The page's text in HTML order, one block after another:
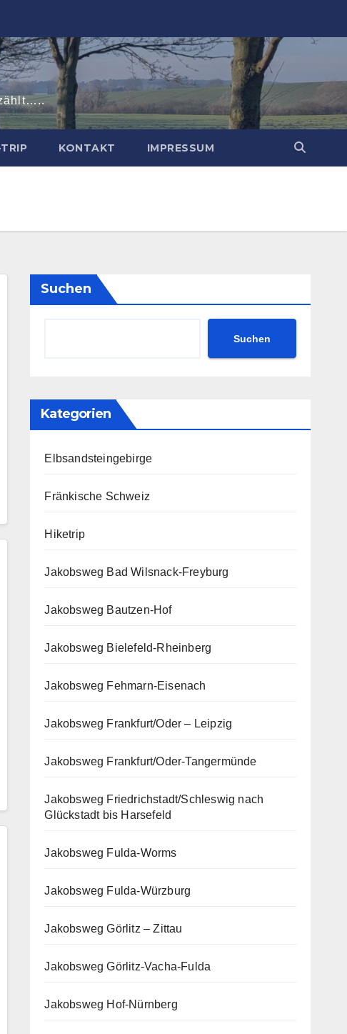
KONTAKT IMPRESSUM
Suchen
Suchen
Kategorien
Elbsandsteingebirge
Fränkische Schweiz
Hiketrip
Jakobsweg Bad Wilsnack-Freyburg
Jakobsweg Bautzen-Hof
Jakobsweg Bielefeld-Rheinberg
Jakobsweg Fehmarn-Eisenach
Jakobsweg Frankfurt/Oder – Leipzig
Jakobsweg Frankfurt/Oder-Tangermünde
Jakobsweg Friedrichstadt/Schleswig nach
Glückstadt bis Harsefeld
Jakobsweg Fulda-Worms
Jakobsweg Fulda-Würzburg
Jakobsweg Görlitz – Zittau
Jakobsweg Görlitz-Vacha-Fulda
Jakobsweg Hof-Nürnberg